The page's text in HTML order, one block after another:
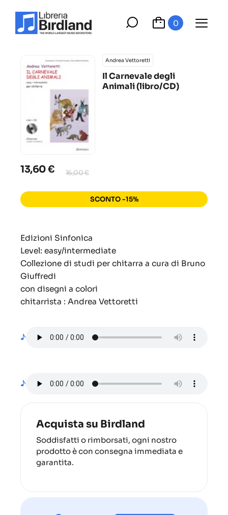
0
Andrea Vettoretti
Il Carnevale degli
Animali (libro/CD)
13,60 € 16,00 €
SCONTO -15%
Edizioni Sinfonica
Level: easy/intermediate
Collezione di studi per chitarra a cura di Bruno
Giuffredi
con disegni a colori
chitarrista : Andrea Vettoretti
♪
♪
Acquista su Birdland
Soddisfatti o rimborsati, ogni nostro
prodotto è con consegna immediata e
garantita.